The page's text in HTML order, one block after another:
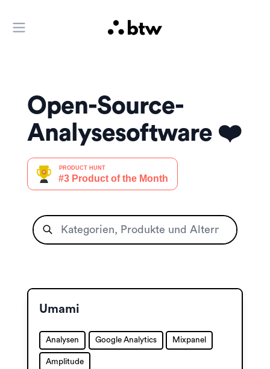
Hauptmenü öffnen
Open-Source-
Analysesoftware ❤️
Umami
Analysen Google Analytics Mixpanel
Amplitude